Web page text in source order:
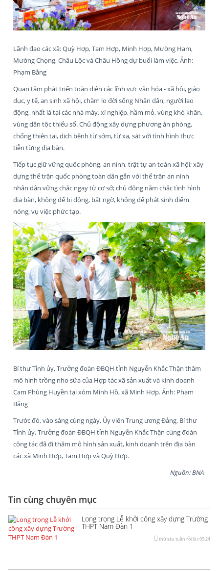
Lãnh đạo các xã: Quỳ Hợp, Tam Hợp, Minh Hợp, Mường Ham,
Mường Chọng, Châu Lộc và Châu Hồng dự buổi làm việc. Ảnh:
Phạm Bằng
Quan tâm phát triển toàn diện các lĩnh vực văn hóa - xã hội, giáo
dục, y tế, an sinh xã hội, chăm lo đời sống Nhân dân, người lao
động, nhất là tại các nhà máy, xí nghiệp, hầm mỏ, vùng khó khăn,
vùng dân tộc thiểu số. Chủ động xây dựng phương án phòng,
chống thiên tai, dịch bệnh từ sớm, từ xa, sát với tình hình thực
tiễn từng địa bàn.
Tiếp tục giữ vững quốc phòng, an ninh, trật tự an toàn xã hội; xây
dựng thế trận quốc phòng toàn dân gắn với thế trận an ninh
nhân dân vững chắc ngay từ cơ sở; chủ động nắm chắc tình hình
địa bàn, không để bị động, bất ngờ, không để phát sinh điểm
nóng, vụ việc phức tạp.
Bí thư Tỉnh ủy, Trưởng đoàn ĐBQH tỉnh Nguyễn Khắc Thận thăm
mô hình trồng nho sữa của Hợp tác xã sản xuất và kinh doanh
Cam Phùng Huyền tại xóm Minh Hồ, xã Minh Hợp. Ảnh: Phạm
Bằng
Trước đó, vào sáng cùng ngày, Ủy viên Trung ương Đảng, Bí thư
Tỉnh ủy, Trưởng đoàn ĐBQH tỉnh Nguyễn Khắc Thận cùng đoàn
công tác đã đi thăm mô hình sản xuất, kinh doanh trên địa bàn
các xã Minh Hợp, Tam Hợp và Quỳ Hợp.
Nguồn: BNA
Tin cùng chuyên mục
Long trọng Lễ khởi công xây dựng Trường
THPT Nam Đàn 1
thứ sáu tuần rồi lúc 09:24